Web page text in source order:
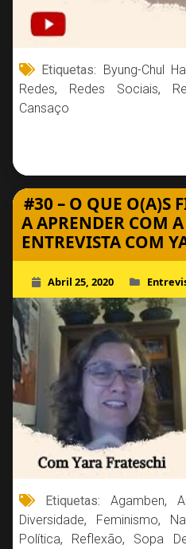
Etiquetas: Byung-Chul
Redes, Redes Sociais,
Cansaço
#30 – O QUE O(A)S
A APRENDER COM
ENTREVISTA COM
Abril 25, 2020
Etiquetas:Agamben,
Diversidade, Feminismo,
Política, Reflexão, Sopa